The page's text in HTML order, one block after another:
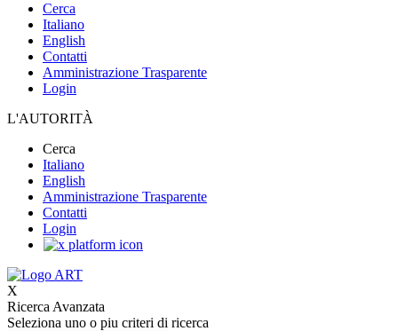
Cerca
Italiano
English
Contatti
Amministrazione Trasparente
Login
L'AUTORITÀ
Cerca
Italiano
English
Amministrazione Trasparente
Contatti
Login
X
Ricerca Avanzata
Seleziona uno o piu criteri di ricerca